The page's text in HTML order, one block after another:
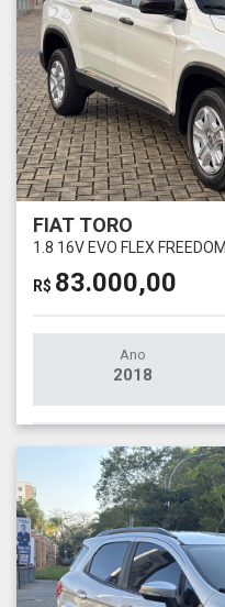
FIAT TORO
1.8 16V EVO FLEX
R$ 83.000,00
Ano
2018